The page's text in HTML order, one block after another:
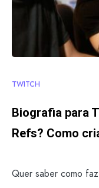
TWITCH
Biografia para
Refs? Como
Quer saber como